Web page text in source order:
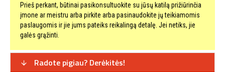
Prieš perkant, būtinai pasikonsultuokite su jūsų katilą prižiūrinčia
įmone ar meistru arba pirkite arba pasinaudokite jų teikiamomis
paslaugomis ir jie jums pateiks reikalingą detalę. Jei netiks, jie
galės grąžinti.
Radote pigiau? Derėkitės!